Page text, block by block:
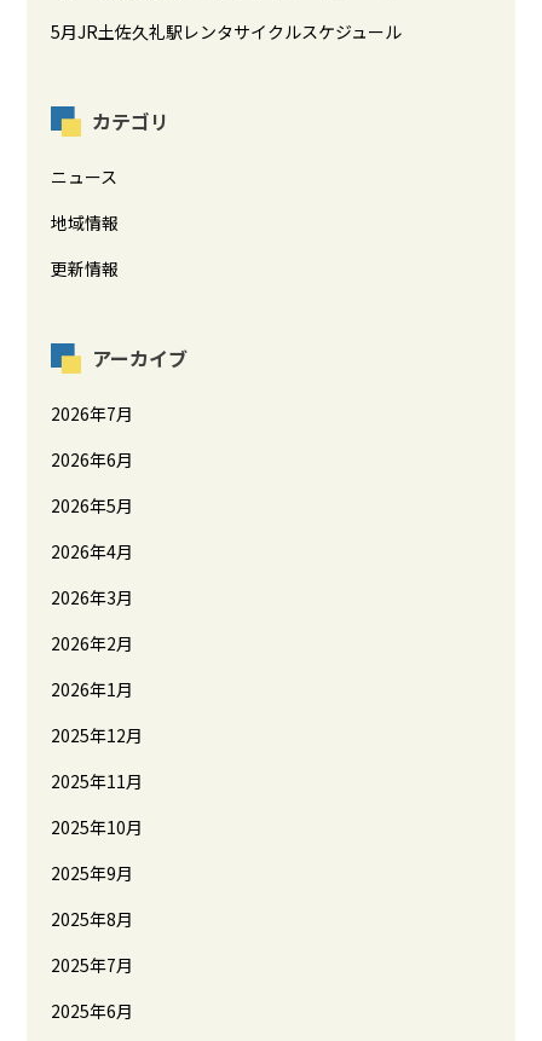
5月JR土佐久礼駅レンタサイクルスケジュール
カテゴリ
ニュース
地域情報
更新情報
アーカイブ
2026年7月
2026年6月
2026年5月
2026年4月
2026年3月
2026年2月
2026年1月
2025年12月
2025年11月
2025年10月
2025年9月
2025年8月
2025年7月
2025年6月